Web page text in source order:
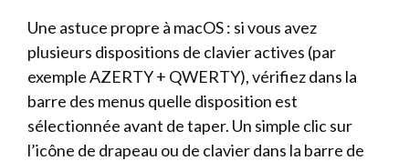
Une astuce propre à macOS : si vous avez
plusieurs dispositions de clavier actives (par
exemple AZERTY + QWERTY), vérifiez dans la
barre des menus quelle disposition est
sélectionnée avant de taper. Un simple clic sur
l’icône de drapeau ou de clavier dans la barre de